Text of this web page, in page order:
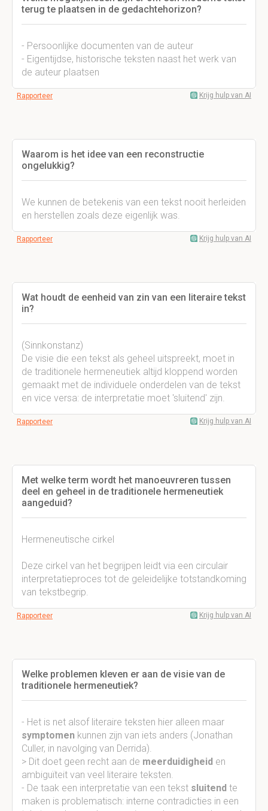
terug te plaatsen in de gedachtehorizon?
- Persoonlijke documenten van de auteur
- Eigentijdse, historische teksten naast het werk van
de auteur plaatsen
Rapporteer Krijg hulp van AI
Waarom is het idee van een reconstructie
ongelukkig?
We kunnen de betekenis van een tekst nooit herleiden
en herstellen zoals deze eigenlijk was.
Rapporteer Krijg hulp van AI
Wat houdt de eenheid van zin van een literaire tekst
in?
(Sinnkonstanz)
De visie die een tekst als geheel uitspreekt, moet in
de traditionele hermeneutiek altijd kloppend worden
gemaakt met de individuele onderdelen van de tekst
en vice versa: de interpretatie moet 'sluitend' zijn.
Rapporteer Krijg hulp van AI
Met welke term wordt het manoeuvreren tussen
deel en geheel in de traditionele hermeneutiek
aangeduid?
Hermeneutische cirkel
Deze cirkel van het begrijpen leidt via een circulair
interpretatieproces tot de geleidelijke totstandkoming
van tekstbegrip.
Rapporteer Krijg hulp van AI
Welke problemen kleven er aan de visie van de
traditionele hermeneutiek?
- Het is net alsof literaire teksten hier alleen maar
symptomen kunnen zijn van iets anders (Jonathan
Culler, in navolging van Derrida).
> Dit doet geen recht aan de meerduidigheid en
ambiguïteit van veel literaire teksten.
- De taak een interpretatie van een tekst sluitend te
maken is problematisch: interne contradicties in een